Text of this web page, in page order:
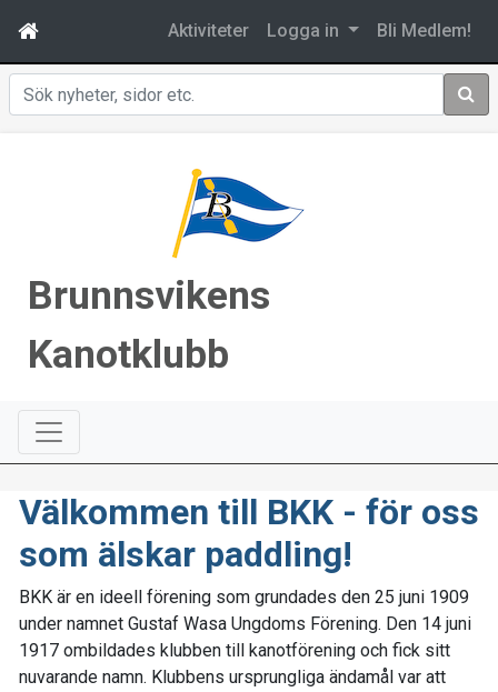
Aktiviteter Logga in Bli Medlem!
Sök
Brunnsvikens
Kanotklubb
Välkommen till BKK - för oss
som älskar paddling!
BKK är en ideell förening som grundades den 25 juni 1909
under namnet Gustaf Wasa Ungdoms Förening. Den 14 juni
1917 ombildades klubben till kanotförening och fick sitt
nuvarande namn. Klubbens ursprungliga ändamål var att